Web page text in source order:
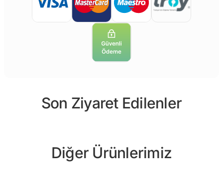
Son Ziyaret Edilenler
Diğer Ürünlerimiz